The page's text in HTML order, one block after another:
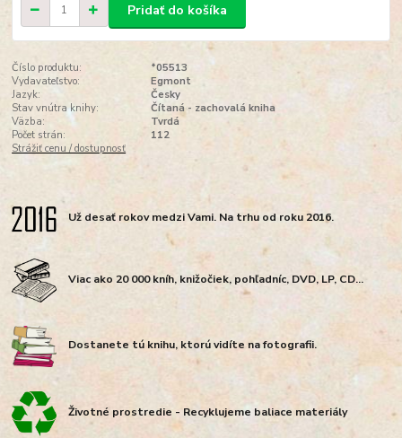
Pridať do košíka
Číslo produktu:
*05513
Vydavateľstvo:
Egmont
Jazyk:
Česky
Stav vnútra knihy:
Čítaná - zachovalá kniha
Väzba:
Tvrdá
Počet strán:
112
Strážiť cenu / dostupnosť
Už desať rokov medzi Vami. Na trhu od roku 2016.
Viac ako 20 000 kníh, knižočiek, pohľadníc, DVD, LP, CD...
Dostanete tú knihu, ktorú vidíte na fotografii.
Životné prostredie - Recyklujeme baliace materiály